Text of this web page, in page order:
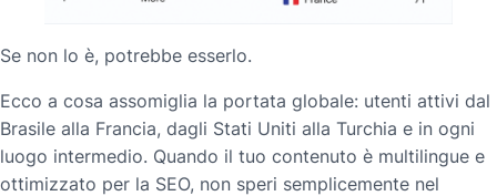
Se non lo è, potrebbe esserlo.
Ecco a cosa assomiglia la portata globale: utenti attivi dal
Brasile alla Francia, dagli Stati Uniti alla Turchia e in ogni
luogo intermedio. Quando il tuo contenuto è multilingue e
ottimizzato per la SEO, non speri semplicemente nel